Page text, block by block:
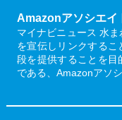
Amazonアソシエイ
マイナビニュース 水
を宣伝しリンクする
段を提供することを目
である、Amazonアソ